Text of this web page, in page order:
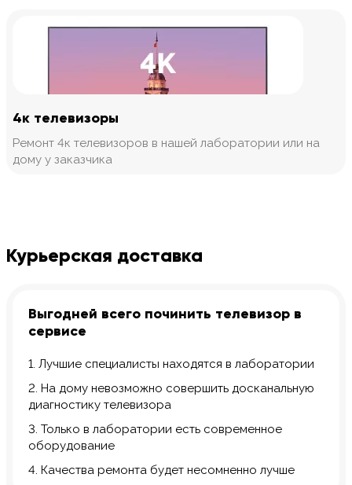
4к телевизоры
Ремонт 4к телевизоров в нашей лаборатории или на
дому у заказчика
Курьерская доставка
Выгодней всего починить телевизор в
сервисе
1. Лучшие специалисты находятся в лаборатории
2. На дому невозможно совершить досканальную
диагностику телевизора
3. Только в лаборатории есть современное
оборудование
4. Качества ремонта будет несомненно лучше